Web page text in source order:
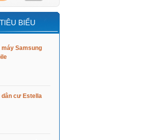
BIỂU
máy Samsung
dân cư Estella